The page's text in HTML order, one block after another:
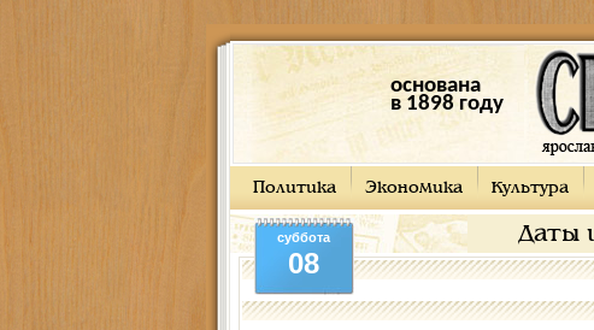
основана
в 1898 году
Политика Экономика Культура
Даты
суббота
08